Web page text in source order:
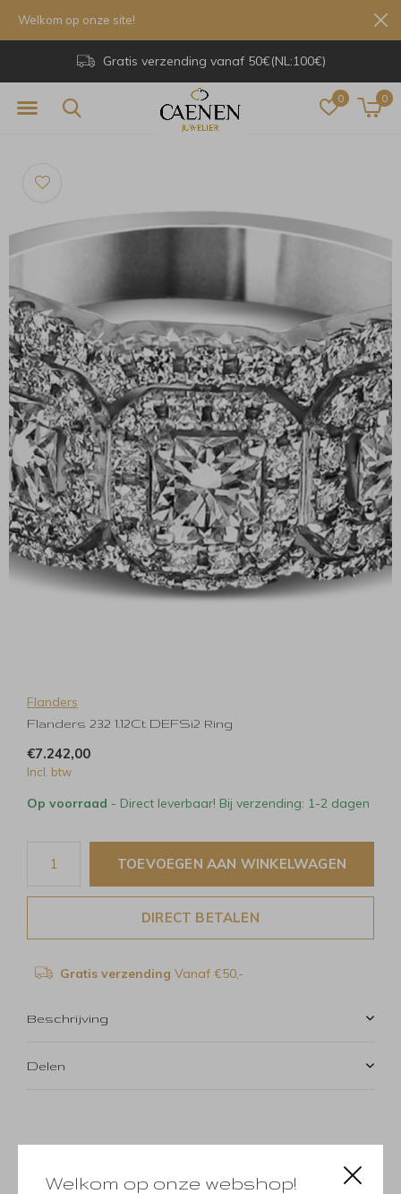
Welkom op onze webshop!
0 0
Gratis verzending vanaf 50€(NL:100€)
Welkom op onze site!
Flanders
Flanders 232 1.12Ct DEFSi2 Ring
€7.242,00
Incl. btw
Op voorraad - Direct leverbaar! Bij verzending: 1-2 dagen
TOEVOEGEN AAN WINKELWAGEN
DIRECT BETALEN
Gratis verzending Vanaf €50,-
Beschrijving
Delen